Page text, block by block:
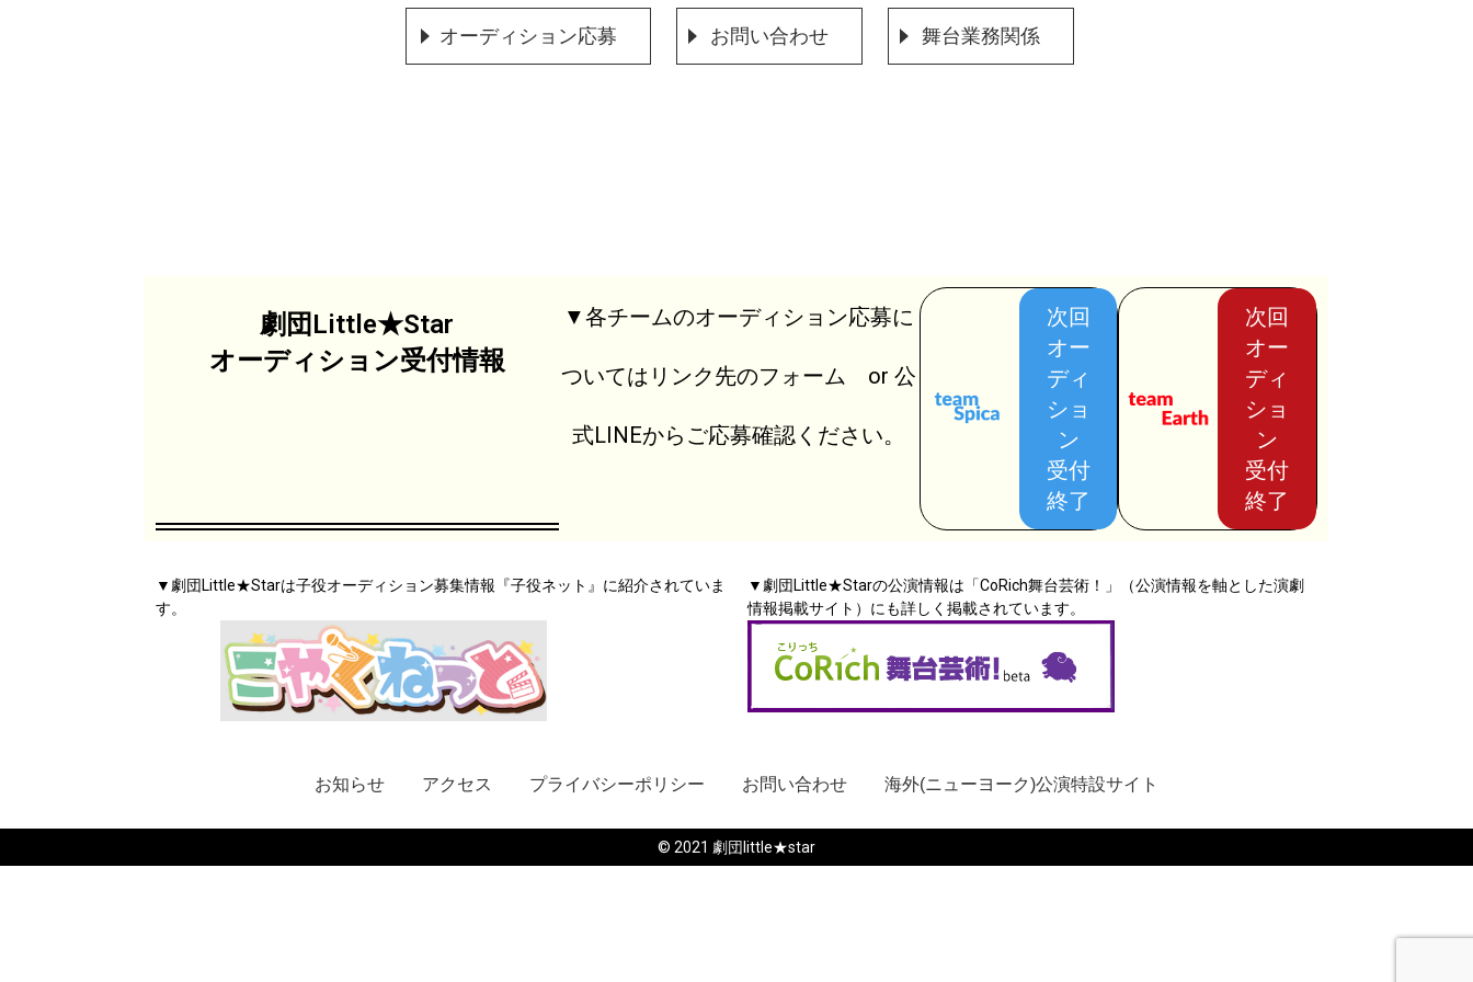
オーディション応募 お問い合わせ 舞台業務関係
劇団Little★Star
オーディション受付情報
▼各チームのオーディション応募に
ついてはリンク先のフォーム or 公
式LINEからご応募確認ください。
次回
オー
ディ
ショ
ン
受付
終了
次回
オー
ディ
ショ
ン
受付
終了
▼劇団Little★Starは子役オーディション募集情報『子役ネット』に紹介されていま
す。
▼劇団Little★Starの公演情報は「CoRich舞台芸術！」（公演情報を軸とした演劇
情報掲載サイト）にも詳しく掲載されています。
お知らせ アクセス プライバシーポリシー お問い合わせ 海外(ニューヨーク)公演特設サイト
© 2021 劇団little★star